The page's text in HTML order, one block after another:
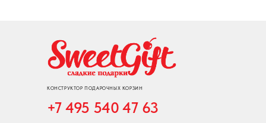
КОНСТРУКТОР ПОДАРОЧНЫХ КОРЗИН
+7 495 540 47 63